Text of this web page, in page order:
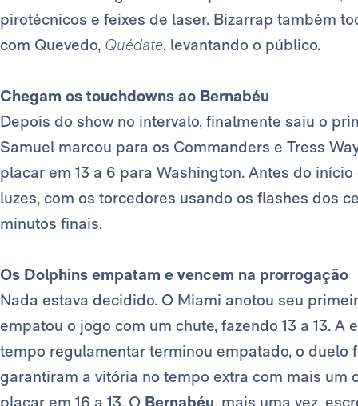
pirotécnicos e feixes de laser. Bizarrap também
com Quevedo, Quédate, levantando o público.
Chegam os touchdowns ao Bernabéu
Depois do show no intervalo, finalmente saiu o
Samuel marcou para os Commanders e Tress
placar em 13 a 6 para Washington. Antes do
luzes, com os torcedores usando os flashes dos
minutos finais.
Os Dolphins empatam e vencem na prorrogação
Nada estava decidido. O Miami anotou seu
empatou o jogo com um chute, fazendo 13 a 13. A
tempo regulamentar terminou empatado, o duelo
garantiram a vitória no tempo extra com mais um
placar em 16 a 13. O Bernabéu, mais uma vez,